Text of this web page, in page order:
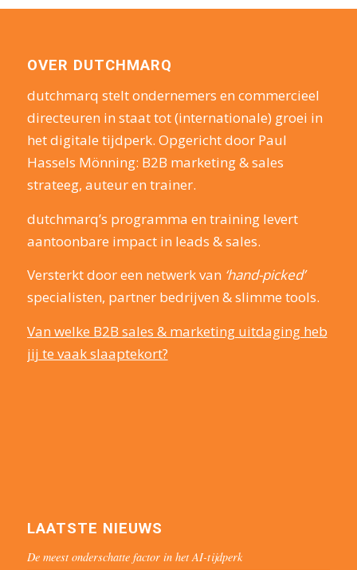
OVER DUTCHMARQ
dutchmarq stelt ondernemers en commercieel
directeuren in staat tot (internationale) groei in
het digitale tijdperk. Opgericht door Paul
Hassels Mönning: B2B marketing & sales
strateeg, auteur en trainer.
dutchmarq’s programma en training levert
aantoonbare impact in leads & sales.
Versterkt door een netwerk van ‘hand-picked’
specialisten, partner bedrijven & slimme tools.
Van welke B2B sales & marketing uitdaging heb
jij te vaak slaaptekort?
LAATSTE NIEUWS
De meest onderschatte factor in het AI-tijdperk